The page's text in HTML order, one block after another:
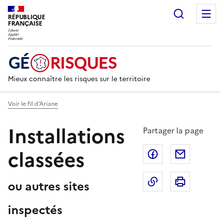
RÉPUBLIQUE
FRANÇAISE
Mieux connaître les risques sur le territoire
Voir le fil d’Ariane
Installations
classées
ou autres sites
inspectés
Partager la page
Partager sur
Copier dans